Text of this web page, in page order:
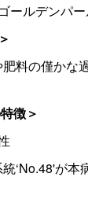
ルデンパー
肥料の僅か
徴＞
‘No.48'が